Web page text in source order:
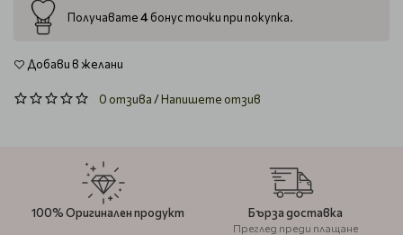
Получавате4бонус точки при покупка.
Добави в желани
0 отзива/Напишете отзив
100% Оригинален продукт Бърза доставка
Преглед преди плащане